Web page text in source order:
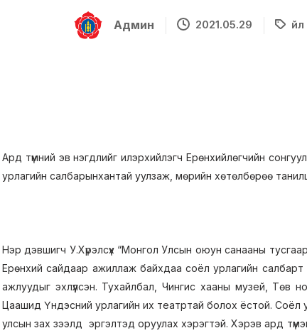
Админ 2021.05.29
Ард түмний эв нэгдлийг илэрхийлэгч Ерөнхийлөгчийн
урлагийн салбарынхантай уулзаж, мөрийн хөтөлбөрөө
Нэр дэвшигч У.Хүрэлсүх “Монгол Улсын оюун санааны
Ерөнхий сайдаар ажиллаж байхдаа соёл урлагийн салбарт
ажлуудыг эхлүүлсэн. Тухайлбал, Чингис хааны музей, Төв
Цаашид Үндэсний урлагийн их театртай болох ёстой. Соёл
улсын зах зээлд эргэлтэд оруулах хэрэгтэй. Хэрэв ард